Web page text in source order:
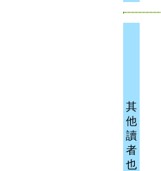
其
他
讀
者
也